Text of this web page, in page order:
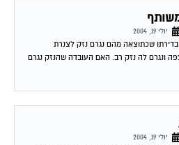
יולי 19, 2004
שכתוצאה מהם נגרם נזק לצנרת
ונגרם לה נזק רב. האם העובדה שהנזק נגרם
יולי 19, 2004